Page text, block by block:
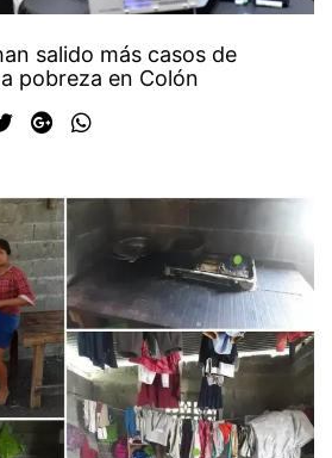
salido más casos de
pobreza en Colón